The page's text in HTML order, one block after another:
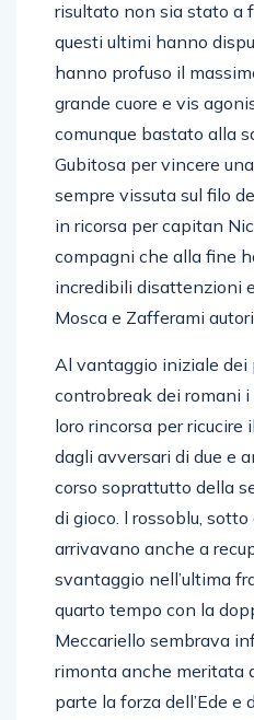
risultato non sia stato a
questi ultimi hanno
hanno profuso il
grande cuore e vis
comunque bastato alla
Gubitosa per vincere
sempre vissuta sul filo
in ricorsa per capitan
compagni che alla fine
incredibili disattenzioni
Mosca e Zafferami
Al vantaggio iniziale dei
controbreak dei romani
loro rincorsa per ricucire
dagli avversari di due e
corso soprattutto della
di gioco. l rossoblu,
arrivavano anche a
svantaggio nell’ultima
quarto tempo con la
Meccariello sembrava
rimonta anche meritata
parte la forza dell’Ede e